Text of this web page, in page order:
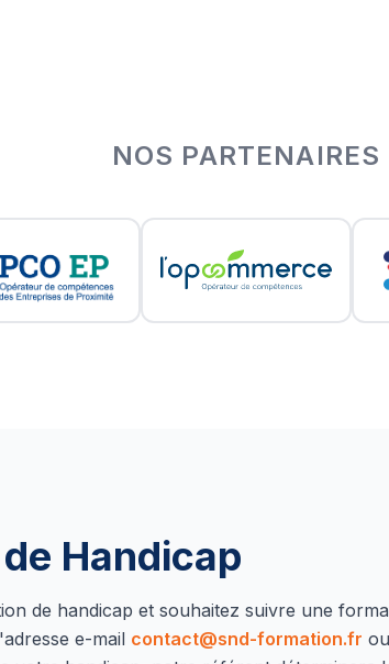
NOS PARTENAIRES
Handicap
de handicap et souhaitez suivre une
e-mail contact@snd-formation.fr